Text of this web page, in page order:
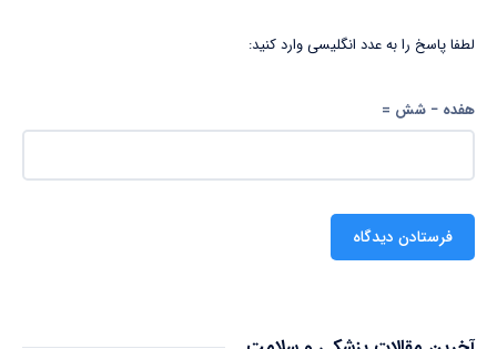
لطفا پاسخ را به عدد انگلیسی وارد کنید:
هفده − شش =